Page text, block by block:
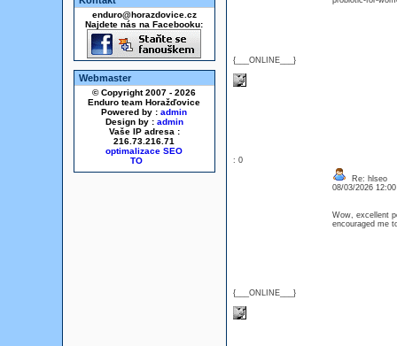
enduro@horazdovice.cz
Najdete nás na Facebooku:
Webmaster
© Copyright 2007 - 2026
Enduro team Horažďovice
Powered by : admin
Design by : admin
Vaše IP adresa :
216.73.216.71
optimalizace SEO
{___ONLINE___}
: 0
{___ONLINE___}
Re: hlseo
08/03/2026
Wow, excellent
encouraged me